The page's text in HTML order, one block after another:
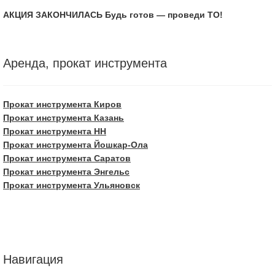
АКЦИЯ ЗАКОНЧИЛАСЬ Будь готов — проведи ТО!
Аренда, прокат инструмента
Прокат инструмента Киров
Прокат инструмента Казань
Прокат инструмента НН
Прокат инструмента Йошкар-Ола
Прокат инструмента Саратов
Прокат инструмента Энгельс
Прокат инструмента Ульяновск
Навигация